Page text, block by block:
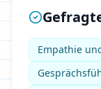
Empathie